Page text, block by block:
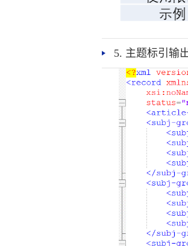
5. 主题标引输